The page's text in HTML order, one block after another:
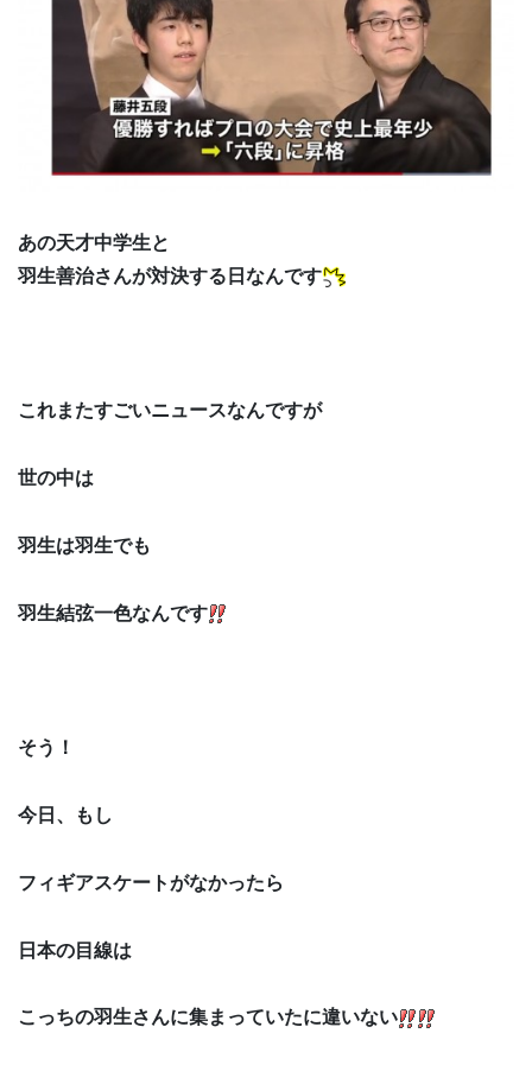
あの天才中学生と
羽生善治さんが対決する日なんです
これまたすごいニュースなんですが
世の中は
羽生は羽生でも
羽生結弦一色なんです
そう！
今日、もし
フィギアスケートがなかったら
日本の目線は
こっちの羽生さんに集まっていたに違いない